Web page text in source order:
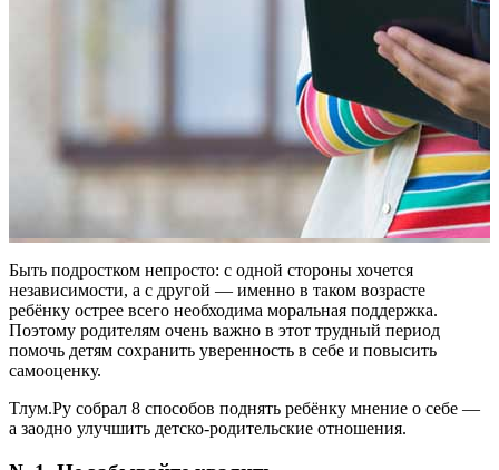
Быть подростком непросто: с одной стороны хочется
независимости, а с другой — именно в таком возрасте
ребёнку острее всего необходима моральная поддержка.
Поэтому родителям очень важно в этот трудный период
помочь детям сохранить уверенность в себе и повысить
самооценку.
Тлум.Ру собрал 8 способов поднять ребёнку мнение о себе —
а заодно улучшить детско-родительские отношения.